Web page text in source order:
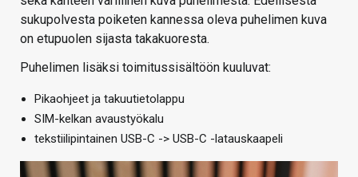
sukupolvesta poiketen kannessa oleva puhelimen kuva
on etupuolen sijasta takakuoresta.
Puhelimen lisäksi toimitussisältöön kuuluvat:
Pikaohjeet ja takuutietolappu
SIM-kelkan avaustyökalu
tekstiilipintainen USB-C -> USB-C -latauskaapeli